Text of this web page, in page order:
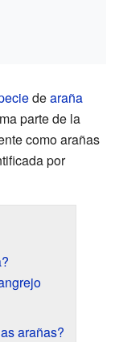
dearaña
parte de la
como arañas
por
arañas?